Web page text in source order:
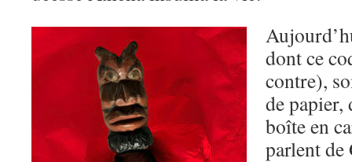
dont ce
contre),
de papier,
boîte en
parlent